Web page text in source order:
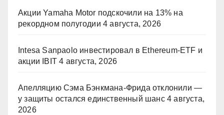
Акции Yamaha Motor подскочили на 13% на
рекордном полугодии 4 августа, 2026
Intesa Sanpaolo инвестировал в Ethereum-ETF и
акции IBIT 4 августа, 2026
Апелляцию Сэма Бэнкмана-Фрида отклонили —
у защиты остался единственный шанс 4 августа,
2026